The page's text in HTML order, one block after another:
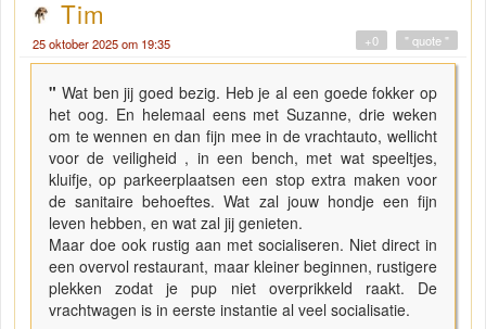
Tim
25 oktober 2025 om 19:35 " quote "
+0
" Wat ben jij goed bezig. Heb je al een goede fokker op
het oog. En helemaal eens met Suzanne, drie weken
om te wennen en dan fijn mee in de vrachtauto, wellicht
voor de veiligheid , in een bench, met wat speeltjes,
kluifje, op parkeerplaatsen een stop extra maken voor
de sanitaire behoeftes. Wat zal jouw hondje een fijn
leven hebben, en wat zal jij genieten.
Maar doe ook rustig aan met socialiseren. Niet direct in
een overvol restaurant, maar kleiner beginnen, rustigere
plekken zodat je pup niet overprikkeld raakt. De
vrachtwagen is in eerste instantie al veel socialisatie.